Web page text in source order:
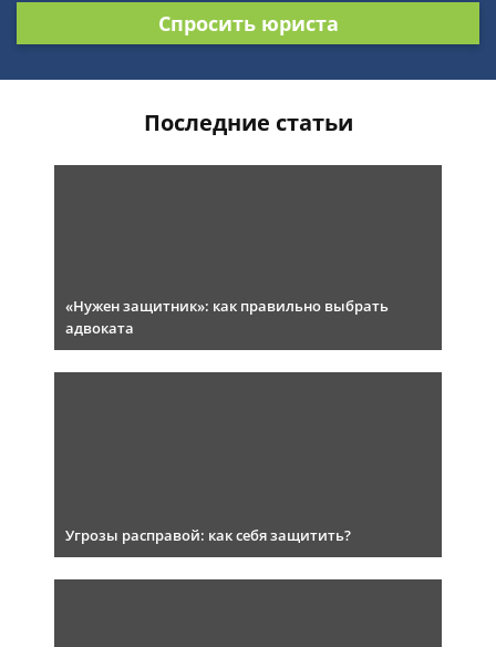
Спросить юриста
Последние статьи
«Нужен защитник»: как правильно выбрать
адвоката
Угрозы расправой: как себя защитить?